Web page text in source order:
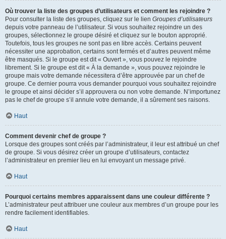
Où trouver la liste des groupes d’utilisateurs et comment les rejoindre ?
Pour consulter la liste des groupes, cliquez sur le lien Groupes d’utilisateurs
depuis votre panneau de l’utilisateur. Si vous souhaitez rejoindre un des
groupes, sélectionnez le groupe désiré et cliquez sur le bouton approprié.
Toutefois, tous les groupes ne sont pas en libre accès. Certains peuvent
nécessiter une approbation, certains sont fermés et d’autres peuvent même
être masqués. Si le groupe est dit « Ouvert », vous pouvez le rejoindre
librement. Si le groupe est dit « À la demande », vous pouvez rejoindre le
groupe mais votre demande nécessitera d’être approuvée par un chef de
groupe. Ce dernier pourra vous demander pourquoi vous souhaitez rejoindre
le groupe et ainsi décider s’il approuvera ou non votre demande. N’importunez
pas le chef de groupe s’il annule votre demande, il a sûrement ses raisons.
Haut
Comment devenir chef de groupe ?
Lorsque des groupes sont créés par l’administrateur, il leur est attribué un chef
de groupe. Si vous désirez créer un groupe d’utilisateurs, contactez
l’administrateur en premier lieu en lui envoyant un message privé.
Haut
Pourquoi certains membres apparaissent dans une couleur différente ?
L’administrateur peut attribuer une couleur aux membres d’un groupe pour les
rendre facilement identifiables.
Haut